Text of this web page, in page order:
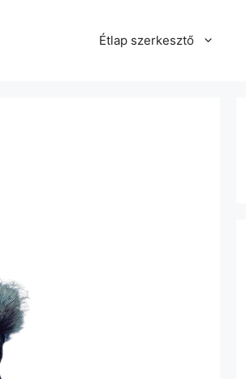
Étlap szerkesztő